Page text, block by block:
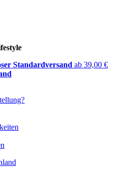
Standardversand ab 39,00 €